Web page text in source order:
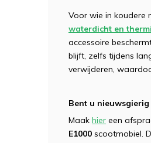
Voor wie in koudere
waterdicht en
accessoire
blijft, zelfs tijdens
verwijderen,
Bent u
Maak hier een
E1000 scootmobiel.